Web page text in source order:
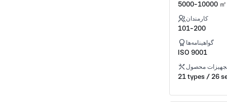
5000-10000 ㎡
کارمندان
101-200
گواهینامه‌ها
ISO 9001
محصول
21 types / 26